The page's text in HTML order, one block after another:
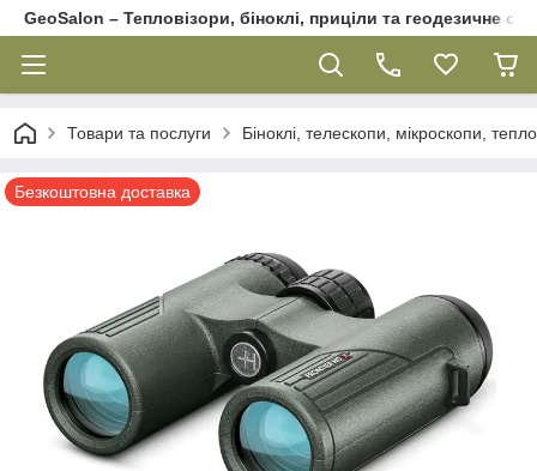
GeoSalon – Тепловізори, біноклі, приціли та геодезичне
Товари та послуги Біноклі, телескопи, мікроскопи,
Безкоштовна доставка